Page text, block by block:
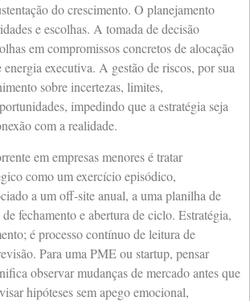
do crescimento. O planejamento
e escolhas. A tomada de decisão
em compromissos concretos de alocação
energia executiva. A gestão de riscos, por sua
sobre incertezas, limites,
impedindo que a estratégia seja
com a realidade.
em empresas menores é tratar
como um exercício episódico,
a um off-site anual, a uma planilha de
fechamento e abertura de ciclo. Estratégia,
é processo contínuo de leitura de
Para uma PME ou startup, pensar
observar mudanças de mercado antes que
hipóteses sem apego emocional,